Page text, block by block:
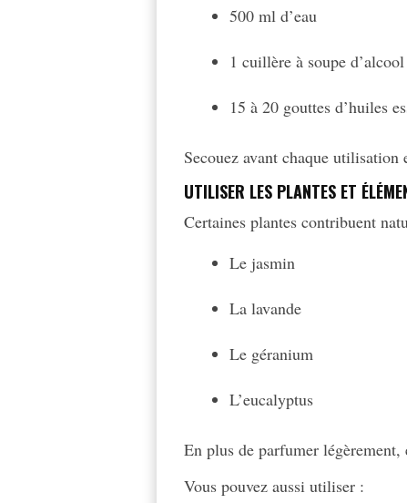
500 ml d’eau
1 cuillère à soupe
15 à 20 gouttes d’huiles
Secouez avant chaque utilisation
UTILISER LES PLANTES ET
Certaines plantes contribuent
Le jasmin
La lavande
Le géranium
L’eucalyptus
En plus de parfumer
Vous pouvez aussi utiliser :